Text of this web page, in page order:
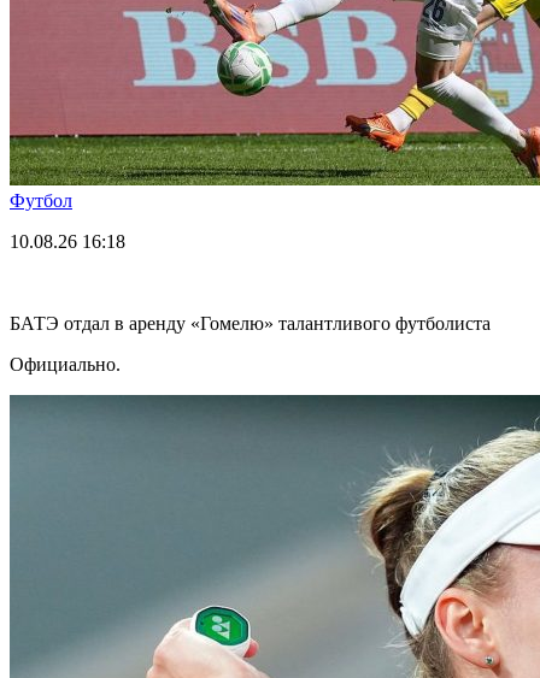
Футбол
10.08.26 16:18
БАТЭ отдал в аренду «Гомелю» талантливого футболиста
Официально.